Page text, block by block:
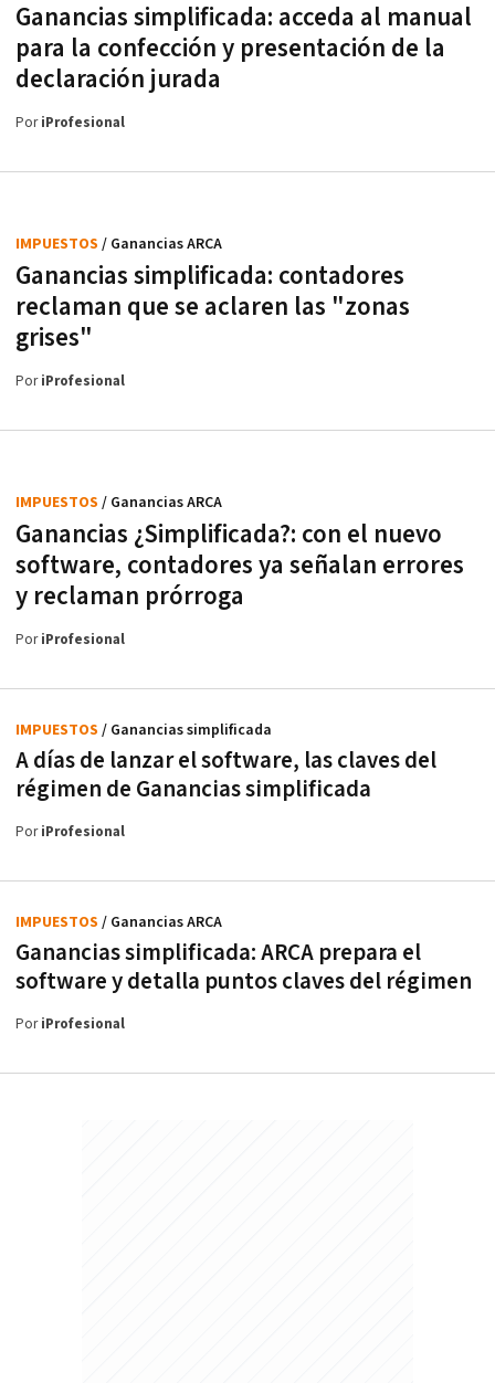
Ganancias simplificada: acceda al manual
para la confección y presentación de la
declaración jurada
PoriProfesional
Ganancias simplificada: contadores
reclaman que se aclaren las "zonas
grises"
IMPUESTOS / Ganancias ARCA
PoriProfesional
Ganancias ¿Simplificada?: con el nuevo
software, contadores ya señalan errores
y reclaman prórroga
IMPUESTOS / Ganancias ARCA
PoriProfesional
A días de lanzar el software, las claves del
régimen de Ganancias simplificada
IMPUESTOS / Ganancias simplificada
PoriProfesional
Ganancias simplificada: ARCA prepara el
software y detalla puntos claves del régimen
IMPUESTOS / Ganancias ARCA
PoriProfesional